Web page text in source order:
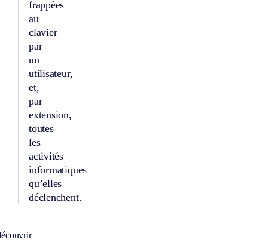
frappées
au
clavier
par
un
utilisateur,
et,
par
extension,
toutes
les
activités
informatiques
qu’elles
déclenchent.